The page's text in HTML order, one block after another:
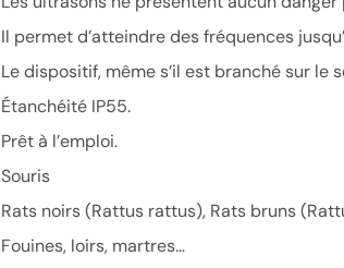
Il permet d’atteindre des fréquences
Le dispositif, même s’il est branché sur le
Étanchéité IP55.
Prêt à l’emploi.
Souris
Rats noirs (Rattus rattus), Rats bruns
Fouines, loirs, martres…